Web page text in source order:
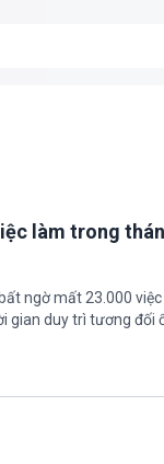
làm trong
ngờ mất 23.000
gian duy trì tương đối